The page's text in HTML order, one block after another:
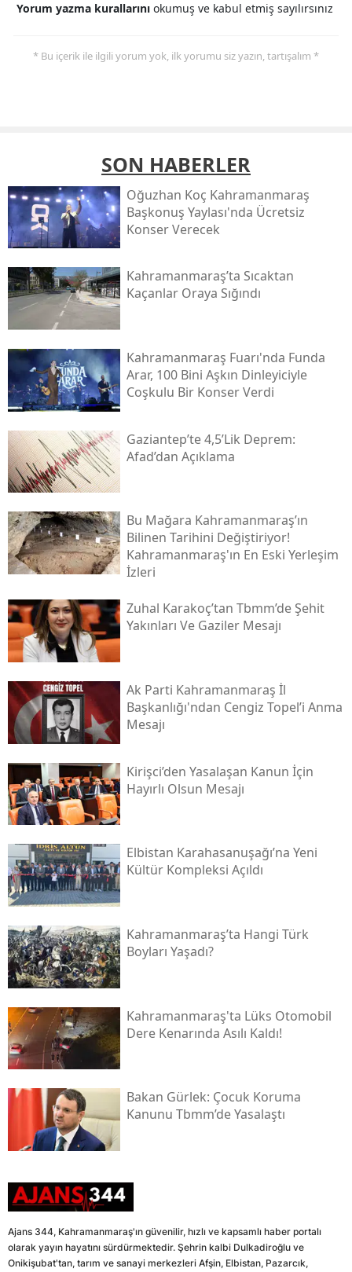
Yorum yazma kurallarını okumuş ve kabul etmiş sayılırsınız
* Bu içerik ile ilgili yorum yok, ilk yorumu siz yazın, tartışalım *
SON HABERLER
Oğuzhan Koç Kahramanmaraş
Başkonuş Yaylası'nda Ücretsiz
Konser Verecek
Kahramanmaraş’ta Sıcaktan
Kaçanlar Oraya Sığındı
Kahramanmaraş Fuarı'nda Funda
Arar, 100 Bini Aşkın Dinleyiciyle
Coşkulu Bir Konser Verdi
Gaziantep’te 4,5’lik Deprem:
Afad’dan Açıklama
Bu Mağara Kahramanmaraş’ın
Bilinen Tarihini Değiştiriyor!
Kahramanmaraş'ın En Eski Yerleşim
İzleri
Zuhal Karakoç’tan Tbmm’de Şehit
Yakınları Ve Gaziler Mesajı
Ak Parti Kahramanmaraş İl
Başkanlığı'ndan Cengiz Topel’i Anma
Mesajı
Kirişci’den Yasalaşan Kanun İçin
Hayırlı Olsun Mesajı
Elbistan Karahasanuşağı’na Yeni
Kültür Kompleksi Açıldı
Kahramanmaraş’ta Hangi Türk
Boyları Yaşadı?
Kahramanmaraş'ta Lüks Otomobil
Dere Kenarında Asılı Kaldı!
Bakan Gürlek: Çocuk Koruma
Kanunu Tbmm’de Yasalaştı
Ajans 344, Kahramanmaraş'ın güvenilir, hızlı ve kapsamlı haber portalı
olarak yayın hayatını sürdürmektedir. Şehrin kalbi Dulkadiroğlu ve
Onikişubat'tan, tarım ve sanayi merkezleri Afşin, Elbistan, Pazarcık,